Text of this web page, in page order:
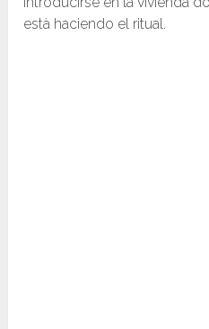
està haciendo el ritual.